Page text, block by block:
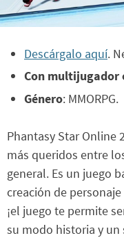
Descárgalo aquí.
Con multijugador
Género: MMORPG.
Phantasy Star Online
más queridos entre
general. Es un juego
creación de
¡el juego te permite
su modo historia y un